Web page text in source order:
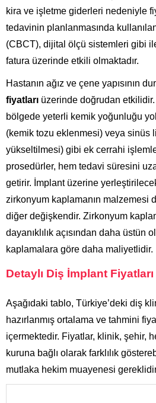
kira ve işletme giderleri nedeniyle
tedavinin planlanmasında
(CBCT), dijital ölçü sistemleri gibi
fatura üzerinde etkili olmaktadır.
Hastanın ağız ve çene yapısının
fiyatları üzerinde doğrudan
bölgede yeterli kemik yoğunluğu
(kemik tozu eklenmesi) veya sinüs
yükseltilmesi) gibi ek cerrahi
prosedürler, hem tedavi süresini
getirir. İmplant üzerine
zirkonyum kaplamanın malzemesi
diğer değişkendir. Zirkonyum
dayanıklılık açısından daha üstün
kaplamalara göre daha maliyetlidir.
Detaylı Diş İmplant
Aşağıdaki tablo, Türkiye’deki diş
hazırlanmış ortalama ve tahmini
içermektedir. Fiyatlar, klinik, şehir,
kuruna bağlı olarak farklılık
mutlaka hekim muayenesi